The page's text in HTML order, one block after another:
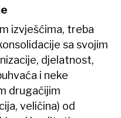
izvješćima, treba
sa svojim
djelatnost,
i neke
drugačijim
veličina) od